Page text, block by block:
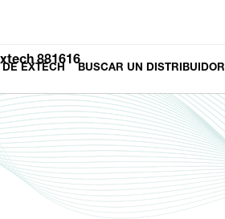
DE EXTECH BUSCAR UN DISTRIBUIDOR
881616